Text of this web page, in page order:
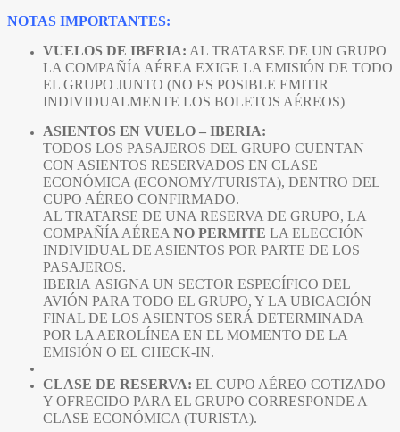
NOTAS IMPORTANTES:
VUELOS DE IBERIA: AL TRATARSE DE UN GRUPO
LA COMPAÑÍA AÉREA EXIGE LA EMISIÓN DE TODO
EL GRUPO JUNTO (NO ES POSIBLE EMITIR
INDIVIDUALMENTE LOS BOLETOS AÉREOS)
ASIENTOS EN VUELO – IBERIA:
TODOS LOS PASAJEROS DEL GRUPO CUENTAN
CON ASIENTOS RESERVADOS EN CLASE
ECONÓMICA (ECONOMY/TURISTA), DENTRO DEL
CUPO AÉREO CONFIRMADO.
AL TRATARSE DE UNA RESERVA DE GRUPO, LA
COMPAÑÍA AÉREA NO PERMITE LA ELECCIÓN
INDIVIDUAL DE ASIENTOS POR PARTE DE LOS
PASAJEROS.
IBERIA ASIGNA UN SECTOR ESPECÍFICO DEL
AVIÓN PARA TODO EL GRUPO, Y LA UBICACIÓN
FINAL DE LOS ASIENTOS SERÁ DETERMINADA
POR LA AEROLÍNEA EN EL MOMENTO DE LA
EMISIÓN O EL CHECK-IN.
CLASE DE RESERVA: EL CUPO AÉREO COTIZADO
Y OFRECIDO PARA EL GRUPO CORRESPONDE A
CLASE ECONÓMICA (TURISTA).